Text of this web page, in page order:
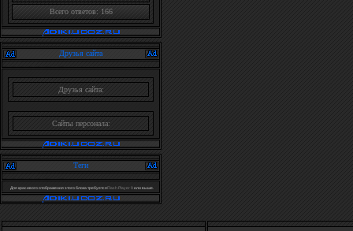
Всего ответов: 166
Друзья сайта
Друзья сайта:
Сайты персонала:
Теги
Для красивого отображения этого блока требуетсяFlash Player 9или выше.